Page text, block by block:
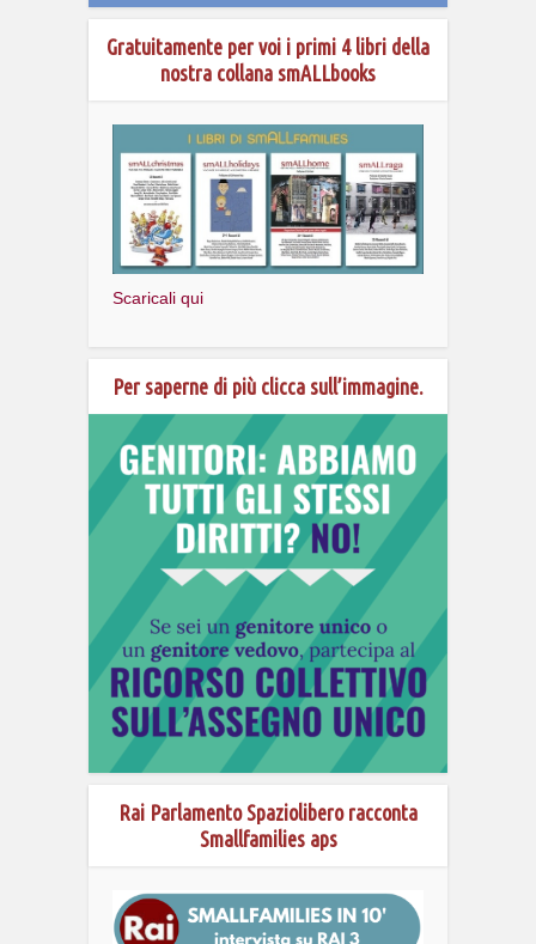
Gratuitamente per voi i primi 4 libri della
nostra collana smALLbooks
Scaricali qui
Per saperne di più clicca sull’immagine.
Rai Parlamento Spaziolibero racconta
Smallfamilies aps